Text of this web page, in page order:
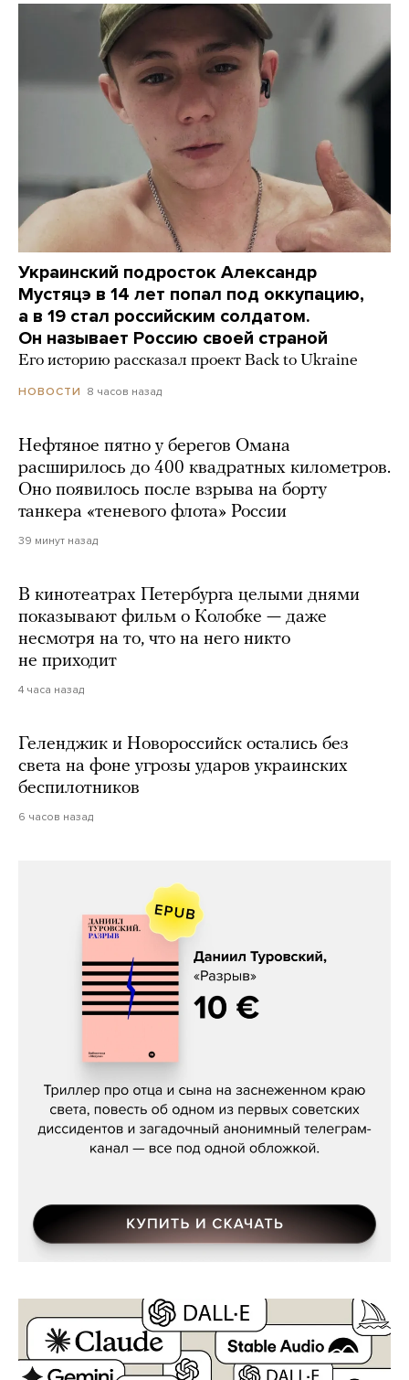
Украинский подросток Александр
Мустяцэ в 14 лет попал под оккупацию,
а в 19 стал российским солдатом.
Он называет Россию своей страной
Его историю рассказал проект Back to Ukraine
НОВОСТИ 8 часов назад
Нефтяное пятно у берегов Омана
расширилось до 400 квадратных километров.
Оно появилось после взрыва на борту
танкера «теневого флота» России
39 минут назад
В кинотеатрах Петербурга целыми днями
показывают фильм о Колобке — даже
несмотря на то, что на него никто
не приходит
4 часа назад
Геленджик и Новороссийск остались без
света на фоне угрозы ударов украинских
беспилотников
6 часов назад
Даниил Туровский, «Разрыв»